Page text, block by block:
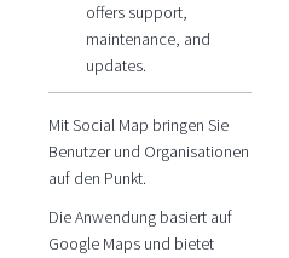
offers support,
maintenance, and
updates.
Mit Social Map bringen Sie
Benutzer und Organisationen
auf den Punkt.
Die Anwendung basiert auf
Google Maps und bietet